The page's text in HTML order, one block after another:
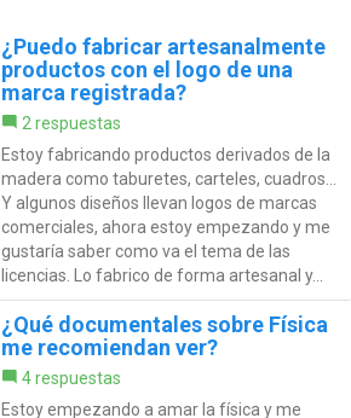
¿Puedo fabricar artesanalmente
productos con el logo de una
marca registrada?
2 respuestas
Estoy fabricando productos derivados de la
madera como taburetes, carteles, cuadros...
Y algunos diseños llevan logos de marcas
comerciales, ahora estoy empezando y me
gustaría saber como va el tema de las
licencias. Lo fabrico de forma artesanal y...
¿Qué documentales sobre Física
me recomiendan ver?
4 respuestas
Estoy empezando a amar la física y me